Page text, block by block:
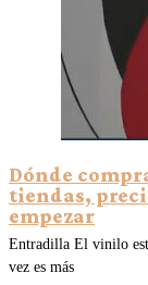
Dónde
tiendas,
empezar
Entradilla El vinilo
vez es más